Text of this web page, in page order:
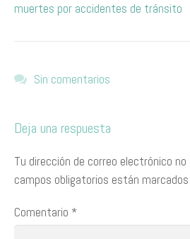
muertes por accidentes de tránsito
Sin comentarios
Deja una respuesta
Tu dirección de correo electrónico no
campos obligatorios están
Comentario *